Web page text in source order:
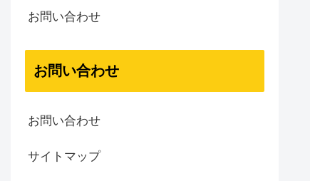
お問い合わせ
お問い合わせ
お問い合わせ
サイトマップ